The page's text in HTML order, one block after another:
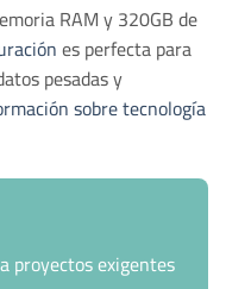
RAM y 320GB de
es perfecta para
pesadas y
sobre tecnología
proyectos exigentes